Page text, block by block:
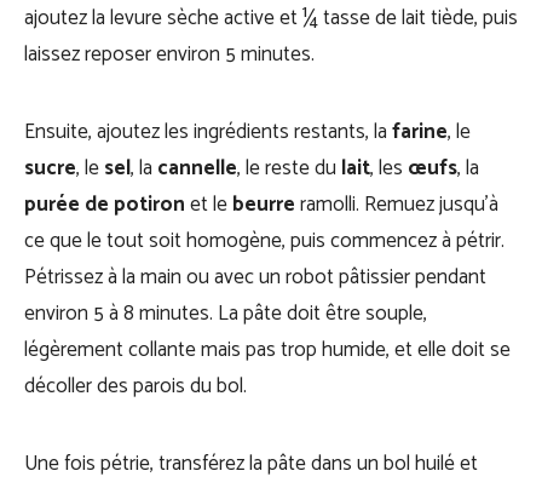
ajoutez la levure sèche active et ¼ tasse de lait tiède, puis
laissez reposer environ 5 minutes.
Ensuite, ajoutez les ingrédients restants, lafarine, le
sucre, lesel, la cannelle, le reste du lait, les œufs, la
purée de potironet lebeurreramolli. Remuez jusqu’à
ce que le tout soit homogène, puis commencez à pétrir.
Pétrissez à la main ou avec un robot pâtissier pendant
environ 5 à 8 minutes. La pâte doit être souple,
légèrement collante mais pas trop humide, et elle doit se
décoller des parois du bol.
Une fois pétrie, transférez la pâte dans un bol huilé et